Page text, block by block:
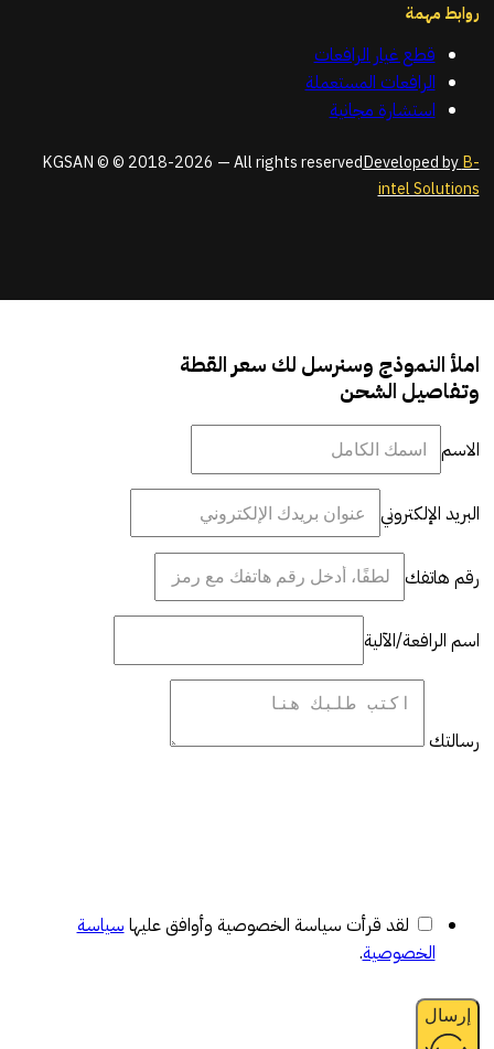
روابط مهمة
قطع غيار الرافعات
الرافعات المستعملة
استشارة مجانية
KGSAN © © 2018-2026 — All rights reservedDeveloped byB-
intel Solutions
املأ النموذج وسنرسل لك سعر القطة
وتفاصيل الشحن
الاسم
البريد الإلكتروني
رقم هاتفك
اسم الرافعة/الآلية
رسالتك
لقد قرأت سياسة الخصوصية وأوافق عليها سياسة
الخصوصية.
إرسال